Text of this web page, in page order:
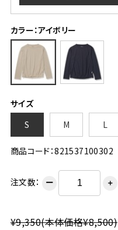
カラー：アイボリー
サイズ
S
M L
商品コード：821537100302
注文数： ー ＋
¥9,350(本体価格¥8,500)